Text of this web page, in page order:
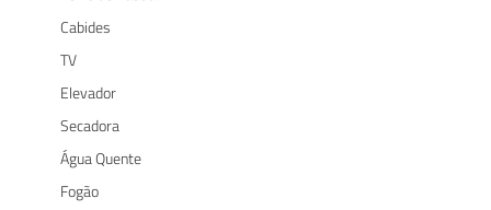
Cabides
TV
Elevador
Secadora
Água Quente
Fogão